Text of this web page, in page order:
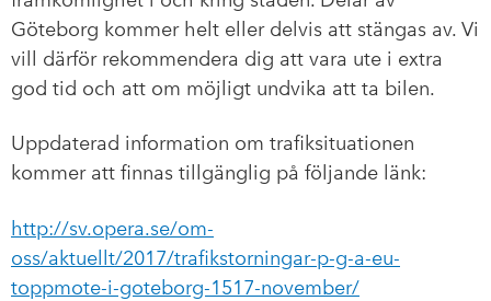
Göteborg kommer helt eller delvis att stängas av. Vi
vill därför rekommendera dig att vara ute i extra
god tid och att om möjligt undvika att ta bilen.
Uppdaterad information om trafiksituationen
kommer att finnas tillgänglig på följande länk:
http://sv.opera.se/om-
oss/aktuellt/2017/trafikstorningar-p-g-a-eu-
toppmote-i-goteborg-1517-november/